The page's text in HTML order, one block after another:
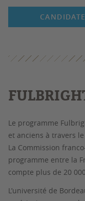
Le programme
et anciens à travers le
La Commission
programme entre la
compte plus de 20
L’université de